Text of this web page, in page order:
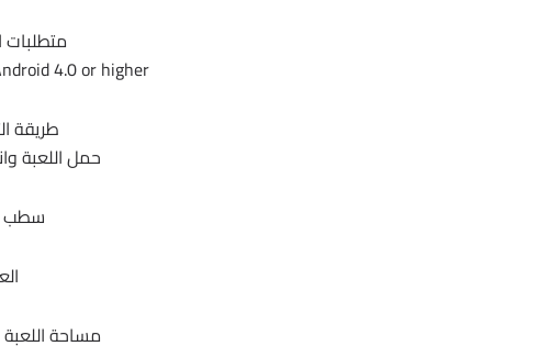
متطلبات
4.0 or higher
طريقة
حمل اللعبة
سطب
مساحة اللعبة 55 ميجا تقريباً